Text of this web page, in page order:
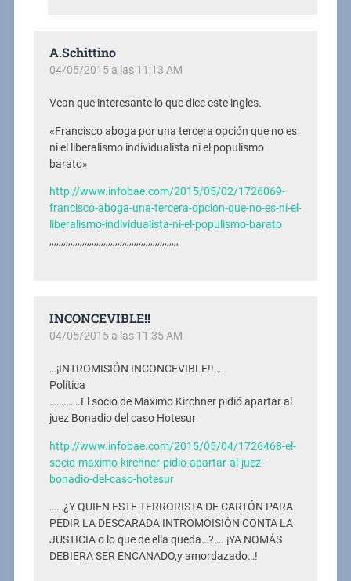
A.Schittino
04/05/2015 a las 11:13 AM
Vean que interesante lo que dice este ingles.
«Francisco aboga por una tercera opción que no es
ni el liberalismo individualista ni el populismo
barato»
http://www.infobae.com/2015/05/02/1726069-
francisco-aboga-una-tercera-opcion-que-no-es-ni-el-
liberalismo-individualista-ni-el-populismo-barato
,,,,,,,,,,,,,,,,,,,,,,,,,,,,,,,,,,,,,,,,,,,,,,,,,,,,,,,
INCONCEVIBLE!!
04/05/2015 a las 11:35 AM
…¡INTROMISIÓN INCONCEVIBLE!!…
Política
………….El socio de Máximo Kirchner pidió apartar al
juez Bonadio del caso Hotesur
http://www.infobae.com/2015/05/04/1726468-el-
socio-maximo-kirchner-pidio-apartar-al-juez-
bonadio-del-caso-hotesur
……¿Y QUIEN ESTE TERRORISTA DE CARTÓN PARA
PEDIR LA DESCARADA INTROMOISIÓN CONTA LA
JUSTICIA o lo que de ella queda…?…. ¡YA NOMÁS
DEBIERA SER ENCANADO,y amordazado…!